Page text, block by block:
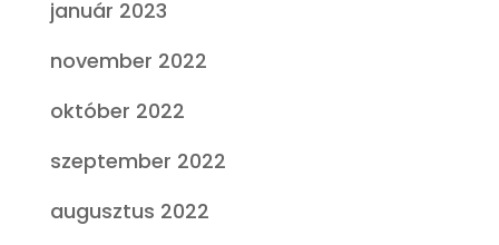
január 2023
november 2022
október 2022
szeptember 2022
augusztus 2022